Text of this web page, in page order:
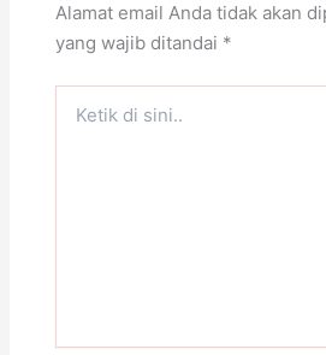
Alamat email Anda tidak akan
yang wajib ditandai *